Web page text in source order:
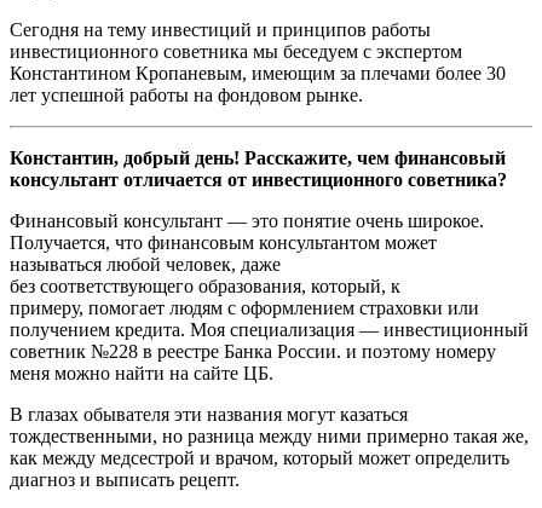
Сегодня на тему инвестиций и принципов работы
инвестиционного советника мы беседуем с экспертом
Константином Кропаневым, имеющим за плечами более 30
лет успешной работы на фондовом рынке.
Константин, добрый день! Расскажите, чем финансовый
консультант отличается от инвестиционного советника?
Финансовый консультант — это понятие очень широкое.
Получается, что финансовым консультантом может
называться любой человек, даже
без соответствующего образования, который, к
примеру, помогает людям с оформлением страховки или
получением кредита. Моя специализация — инвестиционный
советник №228 в реестре Банка России. и поэтому номеру
меня можно найти на сайте ЦБ.
В глазах обывателя эти названия могут казаться
тождественными, но разница между ними примерно такая же,
как между медсестрой и врачом, который может определить
диагноз и выписать рецепт.